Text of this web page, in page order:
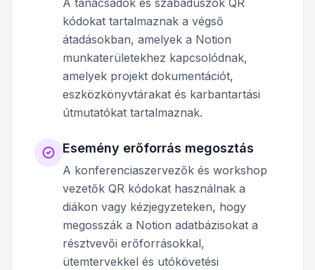
A tanácsadók és szabadúszók QR
kódokat tartalmaznak a végső
átadásokban, amelyek a Notion
munkaterületekhez kapcsolódnak,
amelyek projekt dokumentációt,
eszközkönyvtárakat és karbantartási
útmutatókat tartalmaznak.
Esemény erőforrás megosztás
A konferenciaszervezők és workshop
vezetők QR kódokat használnak a
diákon vagy kézjegyzeteken, hogy
megosszák a Notion adatbázisokat a
résztvevői erőforrásokkal,
ütemtervekkel és utókövetési